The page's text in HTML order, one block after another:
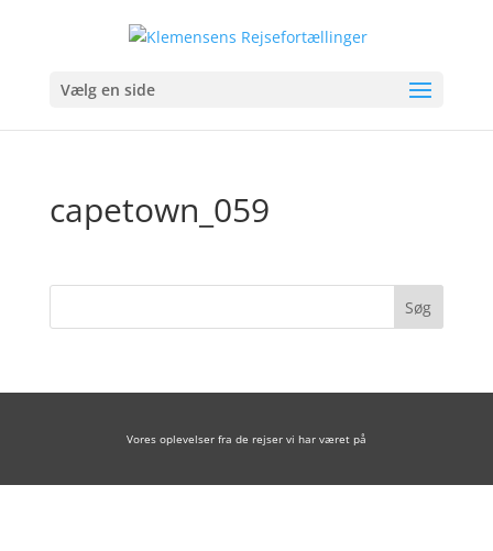
Vælg en side
capetown_059
Vores oplevelser fra de rejser vi har været på